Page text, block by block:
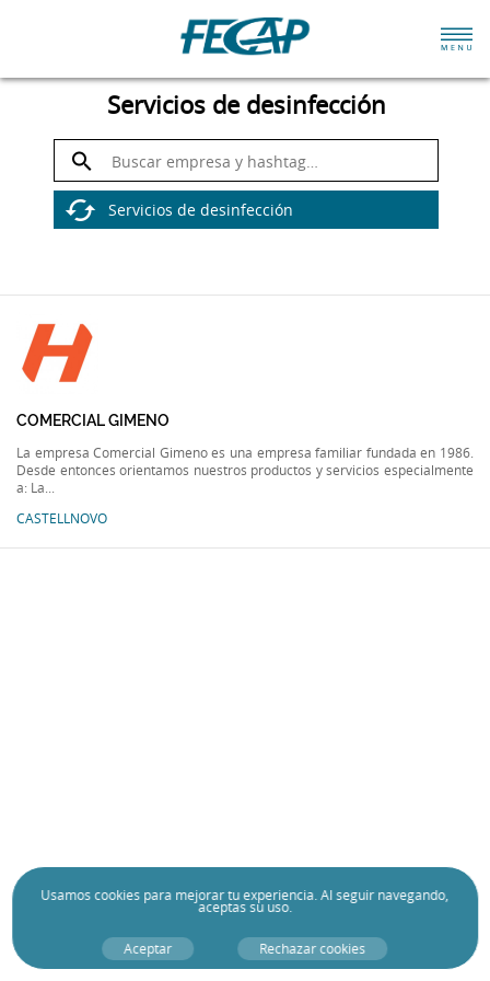
Servicios de desinfección
COMERCIAL GIMENO
La empresa Comercial Gimeno es una empresa familiar fundada en 1986.
Desde entonces orientamos nuestros productos y servicios especialmente
a: La...
CASTELLNOVO
Usamoscookies para mejorar tu experiencia. Al seguir navegando,
aceptas su uso.
Aceptar Rechazar cookies